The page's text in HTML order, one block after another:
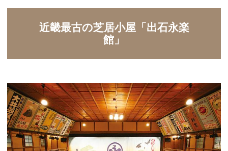
近畿最古の芝居小屋「出石永楽
館」